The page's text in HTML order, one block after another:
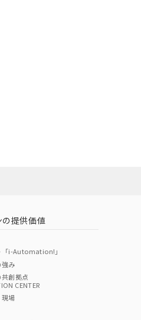
の提供価値
「i-Automation!」
み
創拠点
CENTER
場